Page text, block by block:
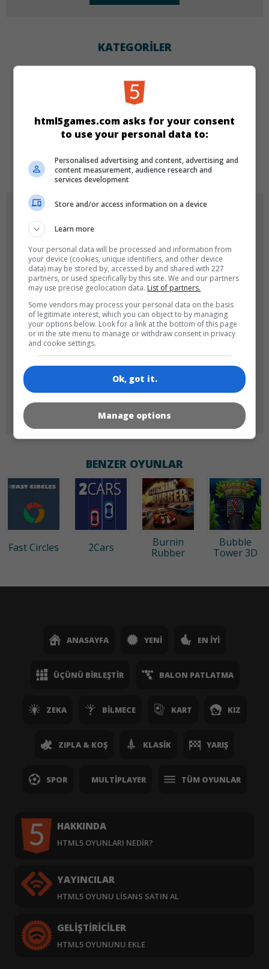
KATEGORILER
DILLER
de tr en
OYUN RESIMLERI
180x180 120x120
60x60
BENZER OYUNLAR
Fast Circles 2Cars
Burnin
Rubber
Bubble
Tower 3D
ANASAYFA YENI EN İYI
ÜÇÜNÜ BIRLEŞTIR BALON PATLATMA
ZEKA BILMECE KART KIZ
ZIPLA & KOŞ KLASIK YARIŞ
SPOR MULTIPLAYER TÜM OYUNLAR
HAKKINDA
HTML5 OYUNLARI NEDIR?
YAYINCILAR
HTML5 OYUNU LISANS SATIN AL
GELIŞTIRICILER
HTML5 OYUNUNU EKLE
html5games.com asks for your consent
to use your personal data to:
Personalised advertising and content, advertising and
content measurement, audience research and
services development
Store and/or access information on a device
Learn more
Your personal data will be processed and information from
your device (cookies, unique identifiers, and other device
data) may be stored by, accessed by and shared with 227
partners, or used specifically by this site. We and our partners
may use precise geolocation data. List of partners.
Some vendors may process your personal data on the basis
of legitimate interest, which you can object to by managing
your options below. Look for a link at the bottom of this page
or in the site menu to manage or withdraw consent in privacy
and cookie settings.
Ok, got it.
Manage options